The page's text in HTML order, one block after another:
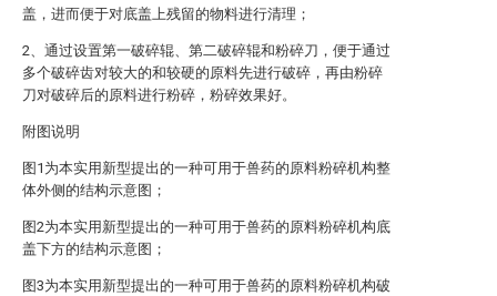
盖，进而便于对底盖上残留的物料进行清理；
2、通过设置第一破碎辊、第二破碎辊和粉碎刀，便于通过
多个破碎齿对较大的和较硬的原料先进行破碎，再由粉碎
刀对破碎后的原料进行粉碎，粉碎效果好。
附图说明
图1为本实用新型提出的一种可用于兽药的原料粉碎机构整
体外侧的结构示意图；
图2为本实用新型提出的一种可用于兽药的原料粉碎机构底
盖下方的结构示意图；
图3为本实用新型提出的一种可用于兽药的原料粉碎机构破